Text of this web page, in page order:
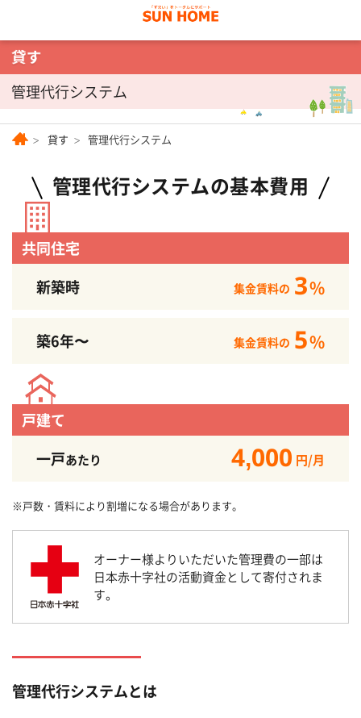
管理代行システム
貸す 管理代行システム
管理代行システムの基本費用
共同住宅
新築時
集金賃料の 3%
築6年〜 集金賃料の 5%
戸建て
一戸あたり 4,000 円/月
※戸数・賃料により割増になる場合があります。
オーナー様よりいただいた管理費の一部は
日本赤十字社の活動資金として寄付されま
す。
管理代行システムとは